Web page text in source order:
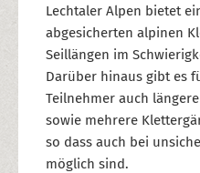
Lechtaler Alpen bietet
abgesicherten alpinen
Seillängen im
Darüber hinaus gibt es
Teilnehmer auch
sowie mehrere
so dass auch bei
möglich sind.